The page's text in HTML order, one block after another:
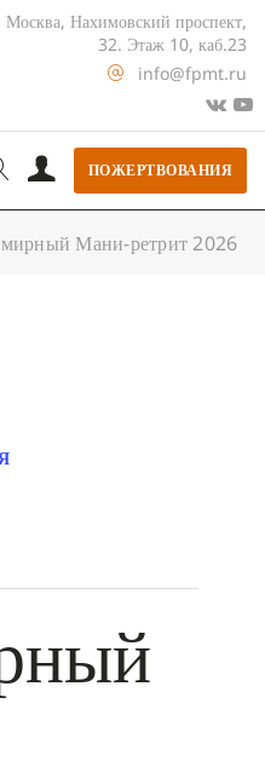
Москва, Нахимовский проспект,
32. Этаж 10, каб.23
info@fpmt.ru
ПОЖЕРТВОВАНИЯ
Мани-ретрит 2026